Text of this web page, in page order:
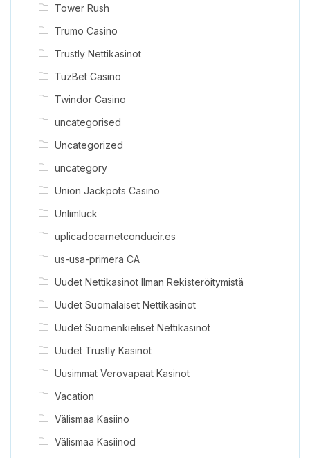
Tower Rush
Trumo Casino
Trustly Nettikasinot
TuzBet Casino
Twindor Casino
uncategorised
Uncategorized
uncategory
Union Jackpots Casino
Unlimluck
uplicadocarnetconducir.es
us-usa-primera CA
Uudet Nettikasinot Ilman Rekisteröitymistä
Uudet Suomalaiset Nettikasinot
Uudet Suomenkieliset Nettikasinot
Uudet Trustly Kasinot
Uusimmat Verovapaat Kasinot
Vacation
Välismaa Kasiino
Välismaa Kasiinod